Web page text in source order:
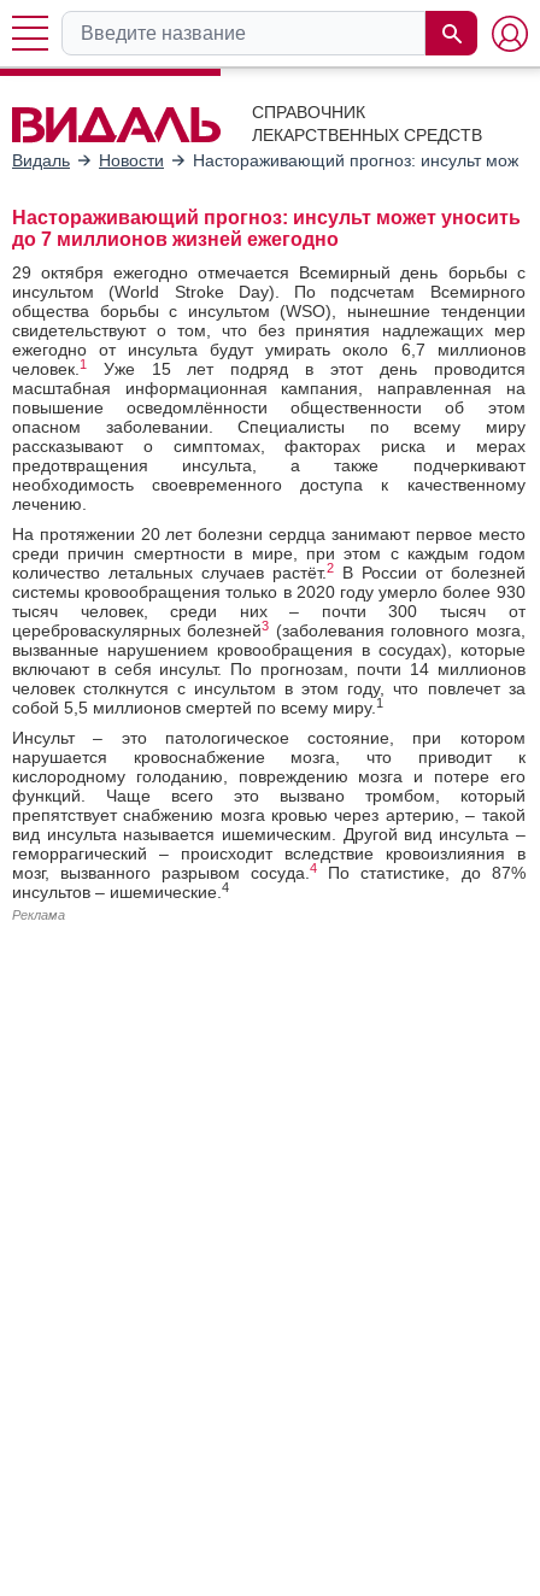
СПРАВОЧНИК
ЛЕКАРСТВЕННЫХ СРЕДСТВ
Видаль
Новости Настораживающий прогноз: инсульт
Настораживающий прогноз: инсульт может уносить
до 7 миллионов жизней ежегодно
29 октября ежегодно отмечается Всемирный день борьбы с
инсультом (World Stroke Day). По подсчетам Всемирного
общества борьбы с инсультом (WSO), нынешние тенденции
свидетельствуют о том, что без принятия надлежащих мер
ежегодно от инсульта будут умирать около 6,7 миллионов
человек. 1
Уже 15 лет подряд в этот день проводится
масштабная информационная кампания, направленная на
повышение осведомлённости общественности об этом
опасном заболевании. Специалисты по всему миру
рассказывают о симптомах, факторах риска и мерах
предотвращения инсульта, а также подчеркивают
необходимость своевременного доступа к качественному
лечению.
На протяжении 20 лет болезни сердца занимают первое место
среди причин смертности в мире, при этом с каждым годом
количество летальных случаев растёт.2В России от болезней
системы кровообращения только в 2020 году умерло более 930
тысяч человек, среди них – почти 300 тысяч от
цереброваскулярных болезней3 (заболевания головного мозга,
вызванные нарушением кровообращения в сосудах), которые
включают в себя инсульт. По прогнозам, почти 14 миллионов
человек столкнутся с инсультом в этом году, что повлечет за
собой 5,5 миллионов смертей по всему миру. 1
Инсульт – это патологическое состояние, при котором
нарушается кровоснабжение мозга, что приводит к
кислородному голоданию, повреждению мозга и потере его
функций. Чаще всего это вызвано тромбом, который
препятствует снабжению мозга кровью через артерию, – такой
вид инсульта называется ишемическим. Другой вид инсульта –
геморрагический – происходит вследствие кровоизлияния в
мозг, вызванного разрывом сосуда.4
По статистике, до 87%
инсультов – ишемические. 4
Реклама